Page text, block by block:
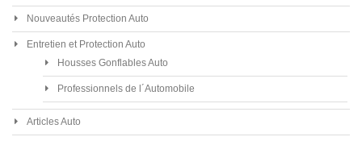
Nouveautés Protection Auto
Entretien et Protection Auto
Housses Gonflables Auto
Professionnels de l´Automobile
Articles Auto